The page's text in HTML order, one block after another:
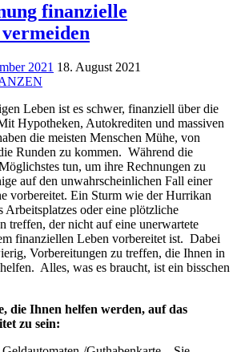
finanzielle
2021 18. August 2021
Leben ist es schwer, finanziell über die
Hypotheken, Autokrediten und massiven
die meisten Menschen Mühe, von
Runden zu kommen. Während die
tun, um ihre Rechnungen zu
auf den unwahrscheinlichen Fall einer
vorbereitet. Ein Sturm wie der Hurrikan
Arbeitsplatzes oder eine plötzliche
treffen, der nicht auf eine unerwartete
finanziellen Leben vorbereitet ist. Dabei
Vorbereitungen zu treffen, die Ihnen in
Alles, was es braucht, ist ein bisschen
die Ihnen helfen werden, auf das
zu sein: